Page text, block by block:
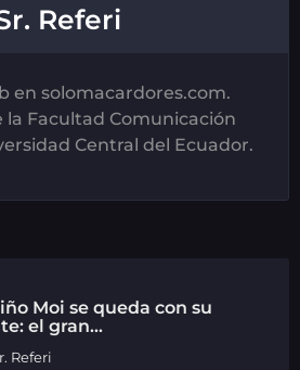
Referi
en solomacardores.com.
la Facultad Comunicación
Central del Ecuador.
Moi se queda con su
el gran...
Referi